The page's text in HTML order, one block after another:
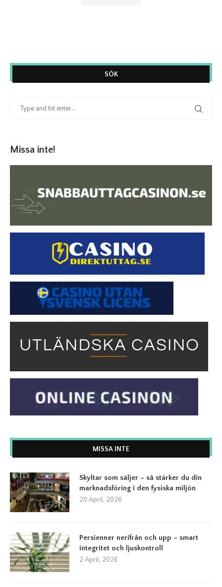
SÖK
Missa inte!
MISSA INTE
Skyltar som säljer – så stärker du din
marknadsföring i den fysiska miljön
20 April, 2026
Persienner nerifrån och upp – smart
integritet och ljuskontroll
2 April, 2026